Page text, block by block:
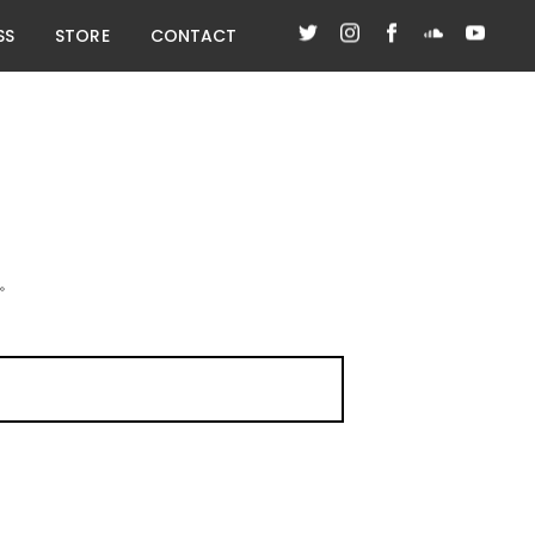
STORE CONTACT